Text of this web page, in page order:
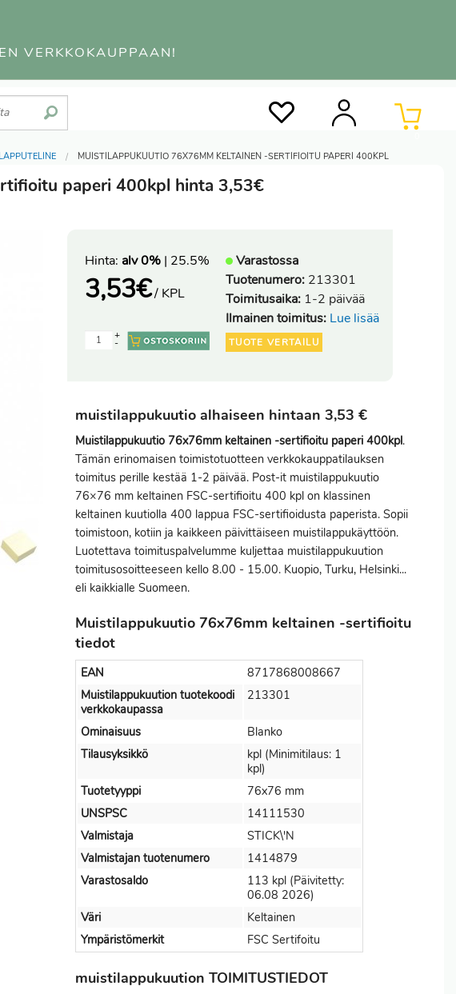
VERKKOKAUPPAAN!
MUISTILAPPUKUUTIO 76X76MM KELTAINEN -SERTIFIOITU PAPERI 400KPL
paperi 400kpl hinta 3,53€
Hinta: alv 0% | 25.5%
3,53€/ KPL
-
+
Varastossa
Tuotenumero: 213301
Toimitusaika: 1-2 päivää
Ilmainen toimitus: Lue lisää
TUOTE VERTAILU
muistilappukuutio alhaiseen hintaan 3,53 €
Muistilappukuutio 76x76mm keltainen -sertifioitu paperi 400kpl.
Tämän erinomaisen toimistotuotteen verkkokauppatilauksen
toimitus perille kestää 1-2 päivää. Post-it muistilappukuutio
76×76 mm keltainen FSC-sertifioitu 400 kpl on klassinen
keltainen kuutiolla 400 lappua FSC-sertifioidusta paperista. Sopii
toimistoon, kotiin ja kaikkeen päivittäiseen muistilappukäyttöön.
Luotettava toimituspalvelumme kuljettaa muistilappukuution
toimitusosoitteeseen kello 8.00 - 15.00. Kuopio, Turku, Helsinki...
eli kaikkialle Suomeen.
Muistilappukuutio 76x76mm keltainen -sertifioitu
tiedot
EAN
8717868008667
Muistilappukuution tuotekoodi
verkkokaupassa
213301
Ominaisuus
Blanko
Tilausyksikkö
kpl (Minimitilaus: 1
kpl)
Tuotetyyppi
76x76 mm
UNSPSC
14111530
Valmistaja
STICK\'N
Valmistajan tuotenumero
1414879
Varastosaldo
113 kpl (Päivitetty:
06.08 2026)
Väri
Keltainen
Ympäristömerkit
FSC Sertifoitu
muistilappukuution TOIMITUSTIEDOT